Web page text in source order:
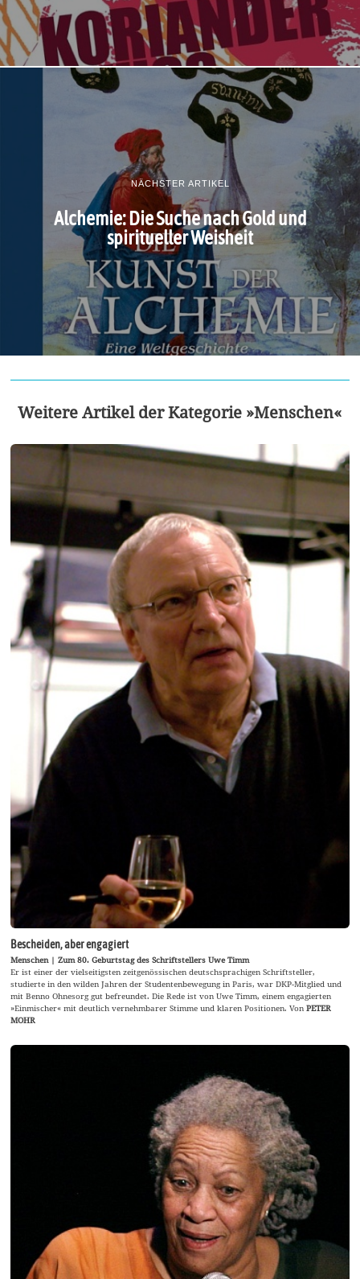
NÄCHSTER ARTIKEL
Alchemie: Die Suche nach Gold und
spiritueller Weisheit
Weitere Artikel der Kategorie »Menschen«
Bescheiden, aber engagiert
Menschen | Zum 80. Geburtstag des Schriftstellers Uwe Timm
Er ist einer der vielseitigsten zeitgenössischen deutschsprachigen Schriftsteller,
studierte in den wilden Jahren der Studentenbewegung in Paris, war DKP-Mitglied und
mit Benno Ohnesorg gut befreundet. Die Rede ist von Uwe Timm, einem engagierten
»Einmischer« mit deutlich vernehmbarer Stimme und klaren Positionen. VonPETER
MOHR